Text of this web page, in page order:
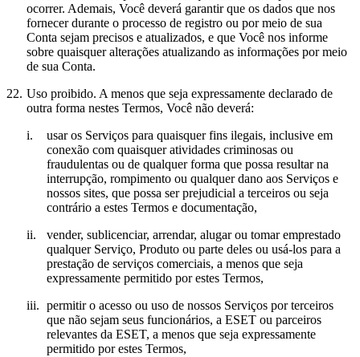
ocorrer. Ademais, Você deverá garantir que os dados que nos
fornecer durante o processo de registro ou por meio de sua
Conta sejam precisos e atualizados, e que Você nos informe
sobre quaisquer alterações atualizando as informações por meio
de sua Conta.
22. Uso proibido. A menos que seja expressamente declarado de
outra forma nestes Termos, Você não deverá:
i.
usar os Serviços para quaisquer fins ilegais, inclusive em
conexão com quaisquer atividades criminosas ou
fraudulentas ou de qualquer forma que possa resultar na
interrupção, rompimento ou qualquer dano aos Serviços e
nossos sites, que possa ser prejudicial a terceiros ou seja
contrário a estes Termos e documentação,
ii.
vender, sublicenciar, arrendar, alugar ou tomar emprestado
qualquer Serviço, Produto ou parte deles ou usá-los para a
prestação de serviços comerciais, a menos que seja
expressamente permitido por estes Termos,
iii. permitir o acesso ou uso de nossos Serviços por terceiros
que não sejam seus funcionários, a ESET ou parceiros
relevantes da ESET, a menos que seja expressamente
permitido por estes Termos,